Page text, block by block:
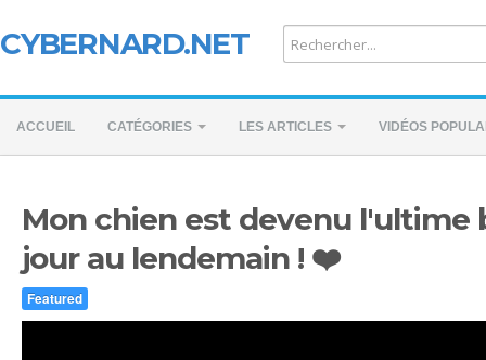
CYBERNARD.NET
ACCUEIL CATÉGORIES LES ARTICLES VIDÉOS
Mon chien est devenu l'ultime
jour au lendemain ! ❤️
Featured